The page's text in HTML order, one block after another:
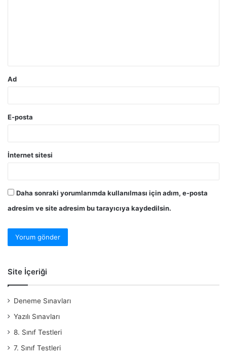
Ad
E-posta
İnternet sitesi
Daha sonraki yorumlarımda kullanılması için adım, e-posta
adresim ve site adresim bu tarayıcıya kaydedilsin.
Site İçeriği
Deneme Sınavları
Yazılı Sınavları
8. Sınıf Testleri
7. Sınıf Testleri